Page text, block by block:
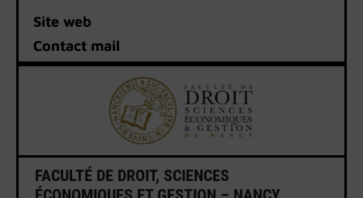
Site web
Contact mail
FACULTÉ DE DROIT, SCIENCES